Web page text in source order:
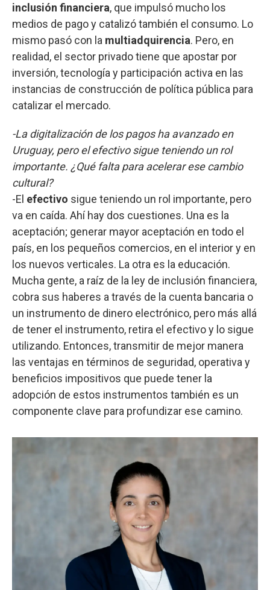
inclusión financiera, que impulsó mucho los
medios de pago y catalizó también el consumo. Lo
mismo pasó con la multiadquirencia. Pero, en
realidad, el sector privado tiene que apostar por
inversión, tecnología y participación activa en las
instancias de construcción de política pública para
catalizar el mercado.
-La digitalización de los pagos ha avanzado en
Uruguay, pero el efectivo sigue teniendo un rol
importante. ¿Qué falta para acelerar ese cambio
cultural?
-El efectivo sigue teniendo un rol importante, pero
va en caída. Ahí hay dos cuestiones. Una es la
aceptación; generar mayor aceptación en todo el
país, en los pequeños comercios, en el interior y en
los nuevos verticales. La otra es la educación.
Mucha gente, a raíz de la ley de inclusión financiera,
cobra sus haberes a través de la cuenta bancaria o
un instrumento de dinero electrónico, pero más allá
de tener el instrumento, retira el efectivo y lo sigue
utilizando. Entonces, transmitir de mejor manera
las ventajas en términos de seguridad, operativa y
beneficios impositivos que puede tener la
adopción de estos instrumentos también es un
componente clave para profundizar ese camino.